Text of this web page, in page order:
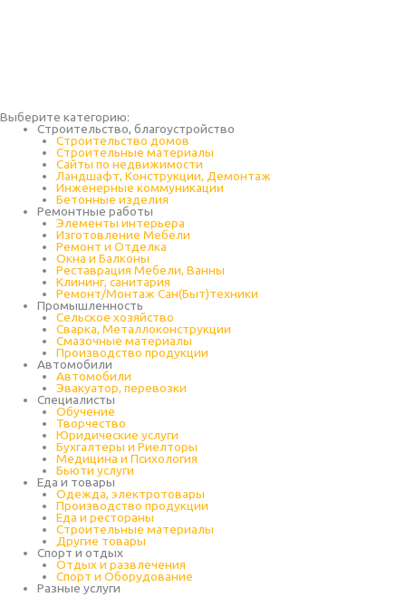
Выберите категорию:
Строительство, благоустройство
Строительство домов
Строительные материалы
Сайты по недвижимости
Ландшафт, Конструкции, Демонтаж
Инженерные коммуникации
Бетонные изделия
Ремонтные работы
Элементы интерьера
Изготовление Мебели
Ремонт и Отделка
Окна и Балконы
Реставрация Мебели, Ванны
Клининг, санитария
Ремонт/Монтаж Сан(Быт)техники
Промышленность
Cельское хозяйство
Сварка, Металлоконструкции
Cмазочные материалы
Производство продукции
Автомобили
Автомобили
Эвакуатор, перевозки
Специалисты
Обучение
Творчество
Юридические услуги
Бухгалтеры и Риелторы
Медицина и Психология
Бьюти услуги
Еда и товары
Одежда, электротовары
Производство продукции
Еда и рестораны
Строительные материалы
Другие товары
Спорт и отдых
Отдых и развлечения
Спорт и Оборудование
Разные услуги